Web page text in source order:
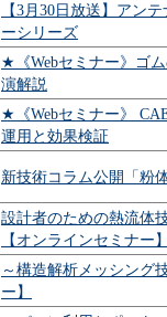
【3月30日放送】アン
ーシリーズ
★《Webセミナー》ゴ
演解説
★《Webセミナー》
運用と効果検証
新技術コラム公開「粉
設計者のための熱流体
【オンラインセミナー
～構造解析メッシング
ー】